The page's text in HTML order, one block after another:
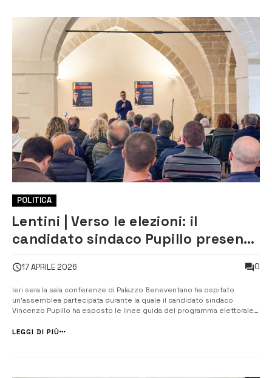
POLITICA
Lentini | Verso le elezioni: il
candidato sindaco Pupillo presenta
“Il futuro della città si costruisce
insieme”
17 APRILE 2026 0
Ieri sera la sala conferenze di Palazzo Beneventano ha ospitato
un’assemblea partecipata durante la quale il candidato sindaco
Vincenzo Pupillo ha esposto le linee guida del programma elettorale,
ha evidenziato le grandi opportunità offerte dal territorio, affrontando
LEGGI DI PIÙ